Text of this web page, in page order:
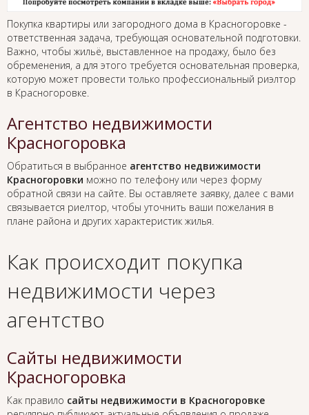
Покупка квартиры или загородного дома в Красногоровке -
ответственная задача, требующая основательной подготовки.
Важно, чтобы жильё, выставленное на продажу, было без
обременения, а для этого требуется основательная проверка,
которую может провести только профессиональный риэлтор
в Красногоровке.
Агентство недвижимости
Красногоровка
Обратиться в выбранное агентство недвижимости
Красногоровки можно по телефону или через форму
обратной связи на сайте. Вы оставляете заявку, далее с вами
связывается риелтор, чтобы уточнить ваши пожелания в
плане района и других характеристик жилья.
Как происходит покупка
недвижимости через
агентство
Сайты недвижимости
Красногоровка
Как правило сайты недвижимости в Красногоровке